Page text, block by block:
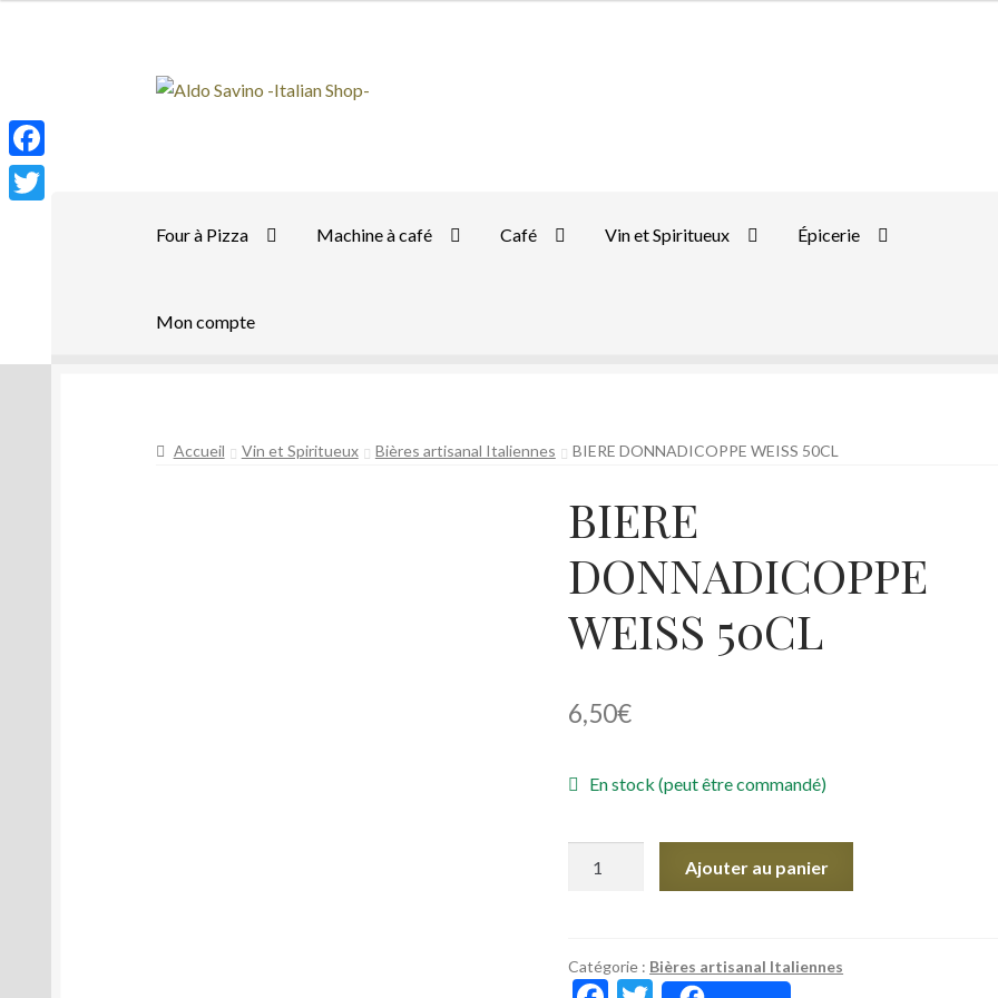
Aller
Aller
Four à Pizza Machine à café Café Vin et Spiritueux Épicerie
Mon compte
Accueil Vin et Spiritueux Bières artisanal Italiennes BIERE DONNADICOPPE WEISS 50CL
BIERE
DONNADICOPPE
WEISS 50CL
6,50€
En stock (peut être commandé)
WEISS
Ajouter au panier
Catégorie : Bières artisanal Italiennes
F
t